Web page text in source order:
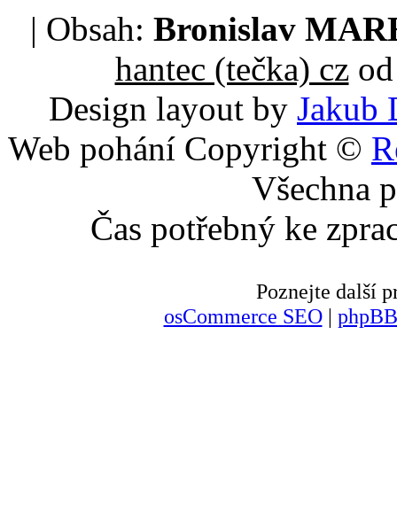
| Obsah: Bronislav
hantec (tečka) czod
Design layout by Jakub
Web pohání Copyright ©
Všechna
Čas potřebný ke
Poznejte další
osCommerce SEO|